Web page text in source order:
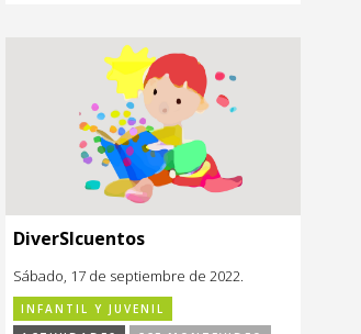
DiverSIcuentos
Sábado, 17 de septiembre de 2022.
INFANTIL Y JUVENIL